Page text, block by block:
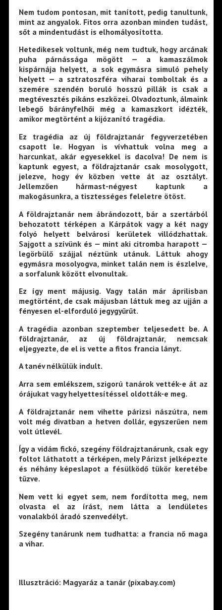
Nem tudom pontosan, mit tanított, pedig tanultunk,
mint az angyalok. Fitos orra azonban minden tudást,
sőt a mindentudást is elhomályosította.
Hetedikesek voltunk, még nem tudtuk, hogy arcának
puha párnássága mögött — a kamaszálmok
kispárnája helyett, a sok egymásra simuló pehely
helyett — a sztratoszféra viharai tomboltak és a
szemére szendén boruló hosszú pillák is csak a
megtévesztés pikáns eszközei. Olvadoztunk, álmaink
lebegő bárányfelhői még a kamaszkort idézték,
amikor megtörtént a kijózanító tragédia.
Ez tragédia az új földrajztanár fegyverzetében
csapott le. Hogyan is vívhattuk volna meg a
harcunkat, akár egyesekkel is dacolva! De nem is
kaptunk egyest, a földrajztanár csak mosolygott,
jelezve, hogy év közben vette át az osztályt.
Jellemzően hármast-négyest kaptunk a
makogásunkra, a tisztességes feleletre ötöst.
A földrajztanár nem ábrándozott, bár a szertárból
behozatott térképen a Kárpátok vagy a két nagy
folyó helyett belvárosi kerületek villódzhattak.
Sajgott a szívünk és — mint aki citromba harapott —
legörbülő szájjal néztünk utánuk. Láttuk ahogy
egymásra mosolyogva, minket talán nem is észlelve,
a sorfalunk között elvonultak.
Ez így ment májusig. Vagy talán már áprilisban
megtörtént, de csak májusban láttuk meg az ujján a
fényesen el-elforduló jegygyűrűt.
A tragédia azonban szeptember teljesedett be. A
földrajztanár, az új földrajztanár, nemcsak
eljegyezte, de el is vette a fitos francia lányt.
A tanév nélkülük indult.
Arra sem emlékszem, szigorú tanárok vették-e át az
órájukat vagy helyettesítéssel oldották-e meg.
A földrajztanár nem vihette párizsi nászútra, nem
volt még divatban a hetven dollár, egyszerűen nem
volt útlevél.
Így a vidám fickó, szegény földrajztanárunk, csak egy
foltot láthatott a térképen, mely Párizst jelképezte
és néhány képeslapot a fésülködő tükör keretébe
tűzve.
Nem vett ki egyet sem, nem fordította meg, nem
olvasta el az írást, nem látta a lendületes
vonalakból áradó szenvedélyt.
Szegény tanárunk nem tudhatta: a francia nő maga
a vihar.
Illusztráció: Magyaráz a tanár (pixabay.com)